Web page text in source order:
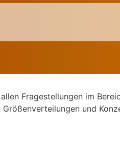
Fragestellungen im
und